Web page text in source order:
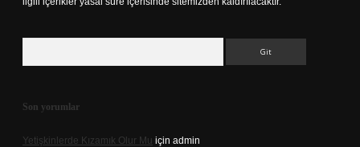
Son yorumlar
Yetişkinlerde Kızamık Olur Mu için admin